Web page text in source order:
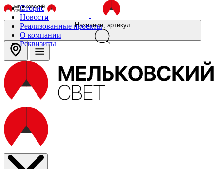
Сторис
Новости
Реализованные проекты
О компании
Реквизиты
Название, артикул